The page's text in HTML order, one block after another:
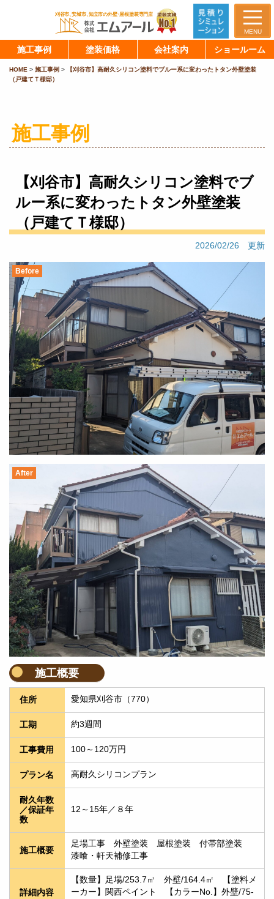
MENU
施工事例 塗装価格 会社案内 ショールーム
HOME > 施工事例 >
【刈谷市】高耐久シリコン塗料でブルー系に変わったトタン外壁塗装
（戸建てＴ様邸）
施工事例
【刈谷市】高耐久シリコン塗料でブ
ルー系に変わったトタン外壁塗装
（戸建てＴ様邸）
2026/02/26 更新
Before
After
施工概要
住所 愛知県刈谷市（770）
工期 約3週間
工事費用 100～120万円
プラン名 高耐久シリコンプラン
耐久年数
／保証年
数
12～15年／８年
施工概要
足場工事　外壁塗装　屋根塗装　付帯部塗装
漆喰・軒天補修工事
詳細内容
【数量】足場/253.7㎡　外壁/164.4㎡　【塗料メ
ーカー】関西ペイント　【カラーNo.】外壁/75-